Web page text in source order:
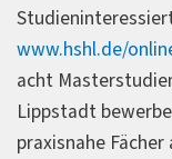
www.hshl.de/
acht
Lippstadt
praxisnahe